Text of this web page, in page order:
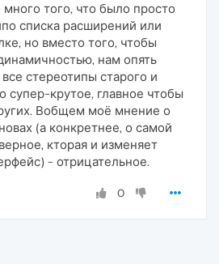
много того, что было просто
списка расширений или
но вместо того, чтобы
нам опять
все стереотипы старого и
супер-крутое, главное чтобы
Вобщем моё мнение о
(а конкретнее, о самой
кторая и изменяет
- отрицательное.
0